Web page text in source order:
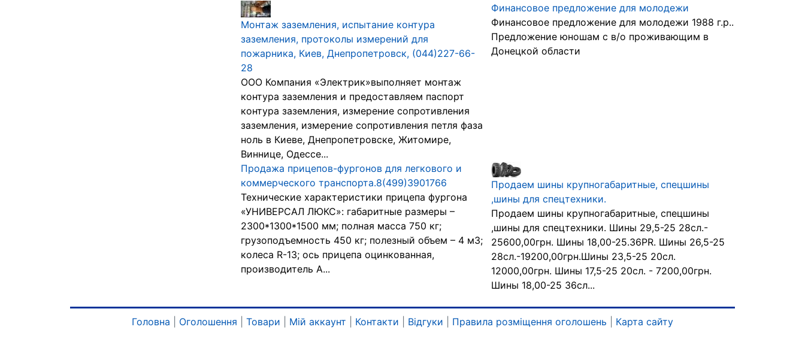
Монтаж заземления, испытание контура
заземления, протоколы измерений для
пожарника, Киев, Днепропетровск, (044)227-66-
28
ООО Компания «Электрик»выполняет монтаж
контура заземления и предоставляем паспорт
контура заземления, измерение сопротивления
заземления, измерение сопротивления петля фаза
ноль в Киеве, Днепропетровске, Житомире,
Виннице, Одессе...
Финансовое предложение для молодежи
Финансовое предложение для молодежи 1988 г.р..
Предложение юношам с в/о проживающим в
Донецкой области
Продажа прицепов-фургонов для легкового и
коммерческого транспорта.8(499)3901766
Технические характеристики прицепа фургона
«УНИВЕРСАЛ ЛЮКС»: габаритные размеры –
2300*1300*1500 мм; полная масса 750 кг;
грузоподъемность 450 кг; полезный объем – 4 м3;
колеса R-13; ось прицепа оцинкованная,
производитель A...
Продаем шины крупногабаритные, спецшины
,шины для спецтехники.
Продаем шины крупногабаритные, спецшины
,шины для спецтехники. Шины 29,5-25 28сл.-
25600,00грн. Шины 18,00-25.36PR. Шины 26,5-25
28сл.-19200,00грн.Шины 23,5-25 20сл.
12000,00грн. Шины 17,5-25 20сл. - 7200,00грн.
Шины 18,00-25 36сл...
Головна Оголошення Товари Мій аккаунт Контакти Відгуки Правила розміщення оголошень Карта сайту